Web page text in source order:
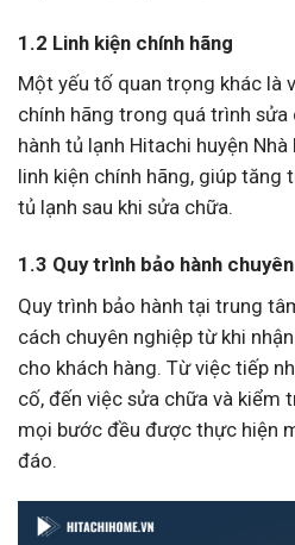
1.2 Linh kiện chính hãng
Một yếu tố quan trọng khác là
chính hãng trong quá trình sửa
hành tủ lạnh Hitachi huyện
linh kiện chính hãng, giúp tăng
tủ lạnh sau khi sửa chữa.
1.3 Quy trình bảo hành
Quy trình bảo hành tại trung
cách chuyên nghiệp từ khi
cho khách hàng. Từ việc tiếp
cố, đến việc sửa chữa và kiểm
mọi bước đều được thực hiện
đáo.